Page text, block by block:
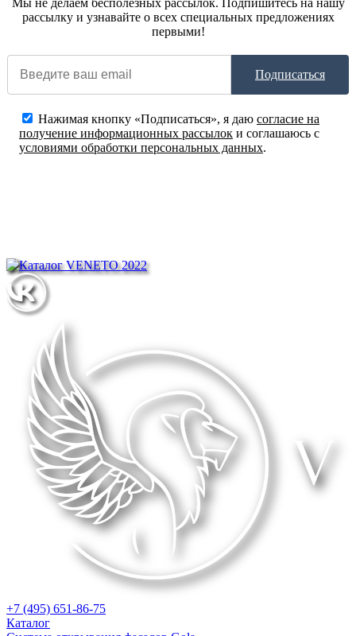
рассылку и узнавайте о всех специальных предложениях
первыми!
Подписаться
Нажимая кнопку «Подписаться», я даю согласие на
получение информационных рассылок и соглашаюсь с
условиями обработки персональных данных.
+7 (495) 651-86-75
Каталог